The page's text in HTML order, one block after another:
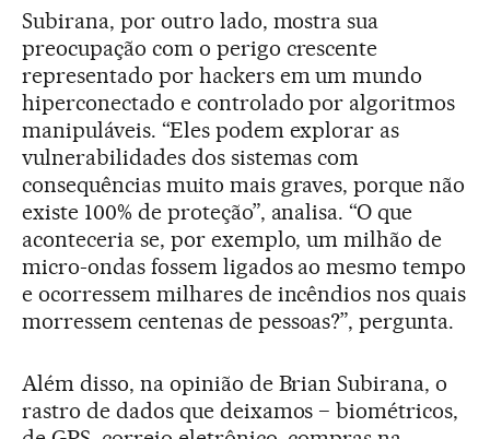
Subirana, por outro lado, mostra sua
preocupação com o perigo crescente
representado por hackers em um mundo
hiperconectado e controlado por algoritmos
manipuláveis. “Eles podem explorar as
vulnerabilidades dos sistemas com
consequências muito mais graves, porque não
existe 100% de proteção”, analisa. “O que
aconteceria se, por exemplo, um milhão de
micro-ondas fossem ligados ao mesmo tempo
e ocorressem milhares de incêndios nos quais
morressem centenas de pessoas?”, pergunta.
Além disso, na opinião de Brian Subirana, o
rastro de dados que deixamos − biométricos,